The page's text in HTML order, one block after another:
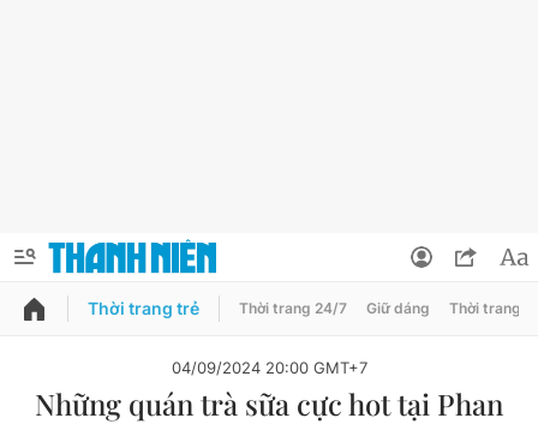
PODCAST QUẢNG CÁO
Thông tin tài khoản
Thời trang trẻ Thời trang 24/7 Giữ dáng Thời trang
04/09/2024 20:00 GMT+7
Những quán trà sữa cực hot tại Phan